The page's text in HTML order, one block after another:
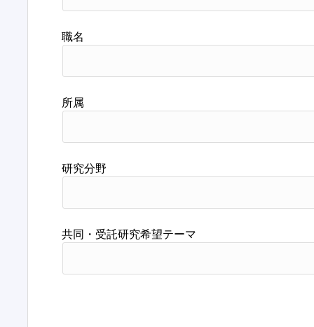
職名
所属
研究分野
共同・受託研究希望テーマ